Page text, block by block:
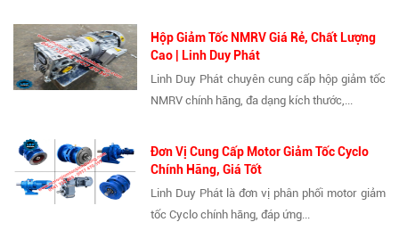
Hộp Giảm Tốc NMRV Giá Rẻ, Chất Lượng
Cao | Linh Duy Phát
Linh Duy Phát chuyên cung cấp hộp giảm tốc
NMRV chính hãng, đa dạng kích thước,...
Đơn Vị Cung Cấp Motor Giảm Tốc Cyclo
Chính Hãng, Giá Tốt
Linh Duy Phát là đơn vị phân phối motor giảm
tốc Cyclo chính hãng, đáp ứng...